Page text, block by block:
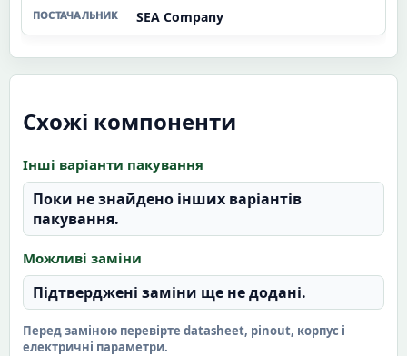
SEA Company
Схожі компоненти
Інші варіанти пакування
Поки не знайдено інших варіантів
пакування.
Можливі заміни
Підтверджені заміни ще не додані.
Перед заміною перевірте datasheet, pinout, корпус і
електричні параметри.